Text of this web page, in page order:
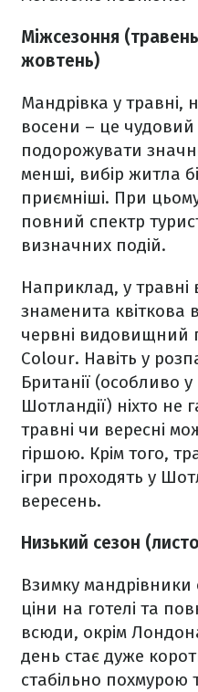
Міжсезоння
жовтень)
Мандрівка у травні,
восени – це
подорожувати
менші, вибір житла
приємніші. При
повний спектр
визначних подій.
Наприклад, у травні
знаменита квіткова
червні видовищний
Colour. Навіть у
Британії (особливо
Шотландії) ніхто не
травні чи вересні
гіршою. Крім того,
ігри проходять у
вересень.
Низький сезон
Взимку
ціни на готелі та
всюди, окрім
день стає дуже
стабільно похмурою